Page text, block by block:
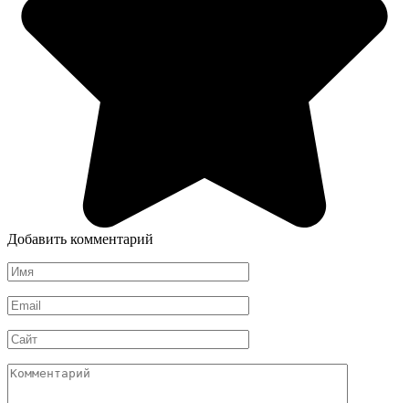
Добавить комментарий
Имя
*
Email
*
Сайт
Комментарий